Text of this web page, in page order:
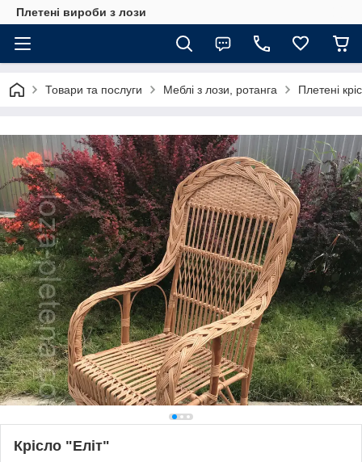
Плетені вироби з лози
Товари та послуги Меблі з лози, ротанга Плетені
Крісло "Еліт"